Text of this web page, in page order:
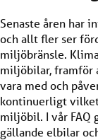
Senaste åren har
och allt fler ser
miljöbränsle.
miljöbilar, framför
vara med och
kontinuerligt
miljöbil. I vår FAQ
gällande elbilar